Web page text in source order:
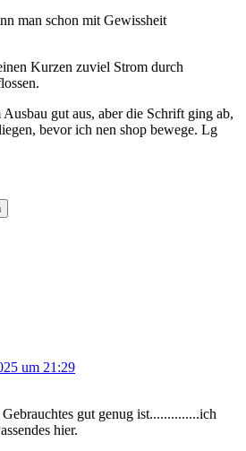
man schon mit Gewissheit
Kurzen zuviel Strom durch
gut aus, aber die Schrift ging ab,
bevor ich nen shop bewege. Lg
um 21:29
gut genug ist..............ich
hier.